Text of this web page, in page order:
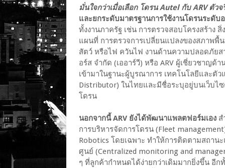
มั่นใจกว่าเมื่อเลือก โดรน Autel กับ ARV ตัว
และยกระดับมาตรฐานการใช้งานโดรนระดั
ทั้งงานภาครัฐ เช่น การตรวจสอบโครงสร้าง
แผนที่ การตรวจการเปลี่ยนแปลงของสภาพพื้
สัตว์ หรือไฟ ควันไฟ งานด้านความปลอดภัยส
อร์ส จำกัด (เออาร์วี) หรือ ARV ผู้เชี่ยวชาญ
เข้ามาในฐานะผู้บูรณาการ เทคโนโลยีและตั
Distributor) ในไทยและมีชื่อระบุอยู่บนเว็บไ
โดรน
นอกจากนี้ ARV ยังได้พัฒนาแพลตฟอร์มเอง ส
การบริหารจัดการโดรน (Fleet
Robotics โดยเฉพาะ ทำให้การติดตามสถาน
ศูนย์ (Centralized monitoring and
ๆ ที่ลูกค้ากำหนดได้ง่ายกว่าเดิมมากยิ่งขึ้น อี